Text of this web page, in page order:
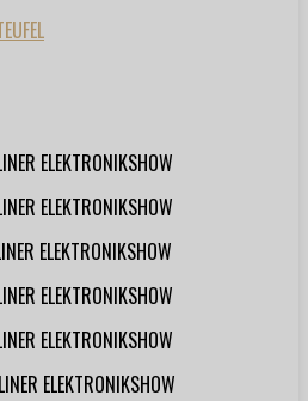
ELEKTRONIKSHOW
ELEKTRONIKSHOW
ELEKTRONIKSHOW
ELEKTRONIKSHOW
ELEKTRONIKSHOW
ELEKTRONIKSHOW